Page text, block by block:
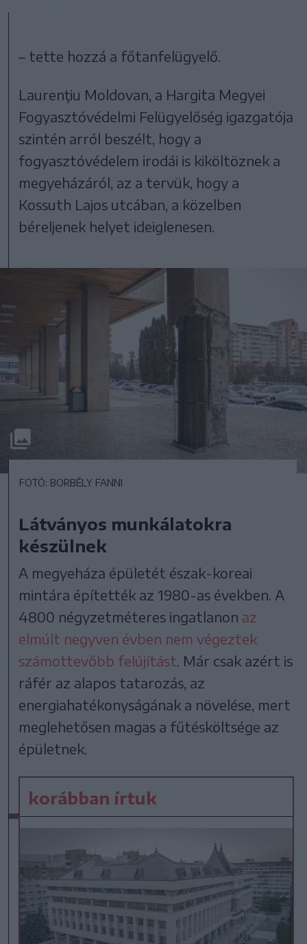
– tette hozzá a főtanfelügyelő.
Laurenţiu Moldovan, a Hargita Megyei
Fogyasztóvédelmi Felügyelőség igazgatója
szintén arról beszélt, hogy a
fogyasztóvédelem irodái is kiköltöznek a
megyeházáról, az a tervük, hogy a
Kossuth Lajos utcában, a közelben
béreljenek helyet ideiglenesen.
FOTÓ: BORBÉLY FANNI
Látványos munkálatokra
készülnek
A megyeháza épületét észak-koreai
mintára építették az 1980-as években. A
4800 négyzetméteres ingatlanon az
elmúlt negyven évben nem végeztek
számottevőbb felújítást . Már csak azért is
ráfér az alapos tatarozás, az
energiahatékonyságának a növelése, mert
meglehetősen magas a fűtésköltsége az
épületnek.
korábban írtuk